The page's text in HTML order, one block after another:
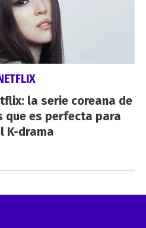
la serie coreana de
que es perfecta para
K-drama